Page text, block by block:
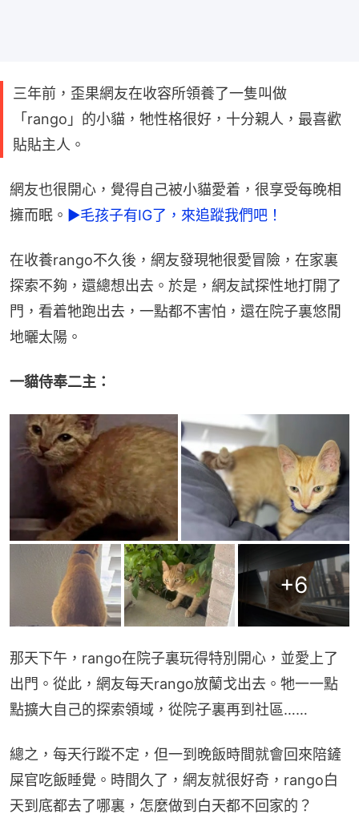
三年前，歪果網友在收容所領養了一隻叫做
「rango」的小貓，牠性格很好，十分親人，最喜歡
貼貼主人。
網友也很開心，覺得自己被小貓愛着，很享受每晚相
擁而眠。 ►毛孩子有IG了，來追蹤我們吧！
在收養rango不久後，網友發現牠很愛冒險，在家裏
探索不夠，還總想出去。於是，網友試探性地打開了
門，看着牠跑出去，一點都不害怕，還在院子裏悠閒
地曬太陽。
一貓侍奉二主：
+6
那天下午，rango在院子裏玩得特別開心，並愛上了
出門。從此，網友每天rango放蘭戈出去。牠一一點
點擴大自己的探索領域，從院子裏再到社區……
總之，每天行蹤不定，但一到晚飯時間就會回來陪鏟
屎官吃飯睡覺。時間久了，網友就很好奇，rango白
天到底都去了哪裏，怎麼做到白天都不回家的？